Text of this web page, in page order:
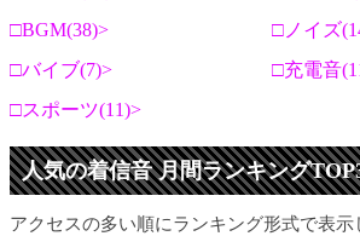
BGM(38)
ノイズ
バイブ(7)
充電音
スポーツ(11)
人気の着信音 月間ランキング
アクセスの多い順にランキング形式で表示